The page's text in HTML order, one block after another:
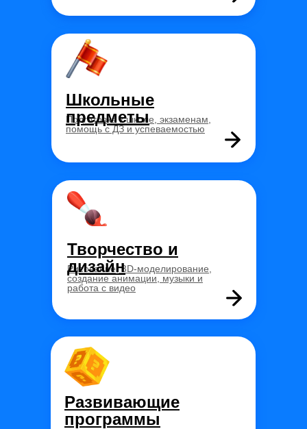
Творчество и
дизайн
Школьные
предметы
Рисование, 3D-моделирование,
создание анимации, музыки и
работа с видео
Подготовка к школе, экзаменам,
помощь с ДЗ и успеваемостью
Развивающие
программы